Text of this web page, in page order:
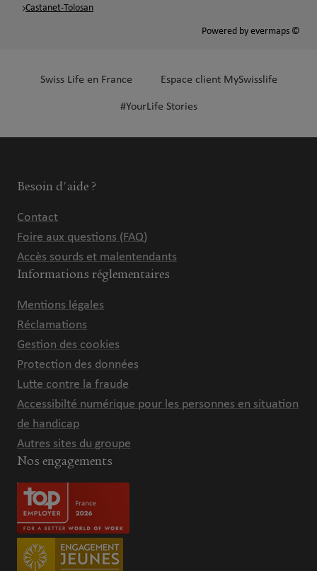
Castanet-Tolosan
Powered by evermaps ©
Swiss Life en France Espace client MySwisslife
#YourLife Stories
Besoin d'aide ?
Contact
Foire aux questions (FAQ)
Accès sourds et malentendants
Informations réglementaires
Mentions légales
Réclamations
Gestion des cookies
Protection des données
Lutte contre la fraude
Accessibilté numérique pour les personnes en situation
de handicap
Autres sites du groupe
Nos engagements